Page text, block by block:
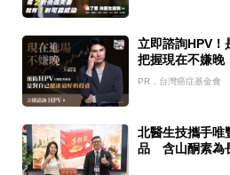
立即諮詢HPV！
把握現在不嫌晚
PR．台灣癌症基金會
北醫生技攜手
品 含山酮素為